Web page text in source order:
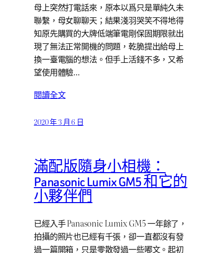
母上突然打電話來，原本以爲只是單純久未
聯繫，母女聊聊天；結果淺羽哭笑不得地得
知原先購買的大牌低端筆電剛保固期限就出
現了無法正常開機的問題，乾脆提出給母上
換一臺電腦的想法。但手上活錢不多，又希
望使用體驗…
閱讀全文
2020 年 3 月 6 日
滿配版隨身小相機：
Panasonic Lumix GM5 和它的
小夥伴們
已經入手 Panasonic Lumix GM5 一年餘了，
拍攝的照片也已經有千張，卻一直都沒有發
過一篇開箱，只是零散發過一些嘟文。起初